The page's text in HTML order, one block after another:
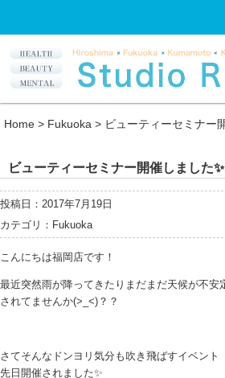
Home > Fukuoka > ビューティーセミナー
ビューティーセミナー開催しました✨
投稿日：2017年7月19日
カテゴリ： Fukuoka
こんにちは福岡店です！
最近突然雨が降ってきたりまだまだ天候が不安
されてませんか(>_<)？？
さてそんなドンヨリ気分も吹き飛ばすイベント
先日開催されました✨